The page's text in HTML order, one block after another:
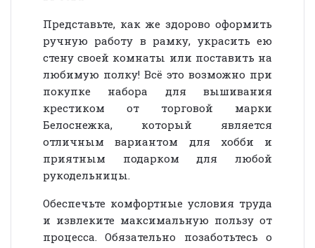
Представьте, как же здорово оформить
ручную работу в рамку, украсить ею
стену своей комнаты или поставить на
любимую полку! Всё это возможно при
покупке набора для вышивания
крестиком от торговой марки
Белоснежка, который является
отличным вариантом для хобби и
приятным подарком для любой
рукодельницы.
Обеспечьте комфортные условия труда
и извлеките максимальную пользу от
процесса. Обязательно позаботьтесь о